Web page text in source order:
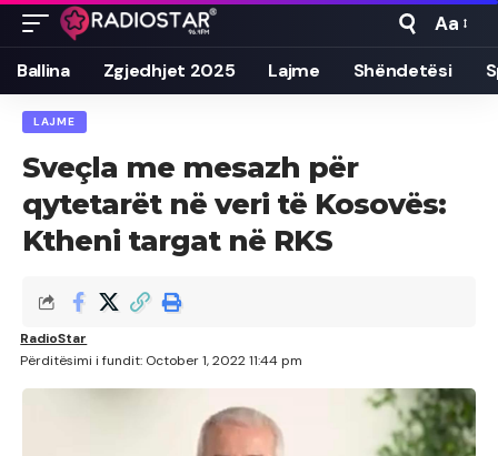
Font
Resizer
Aa
Ballina Zgjedhjet 2025 Lajme Shëndetësi
LAJME
Sveçla me mesazh për
qytetarët në veri të Kosovës:
Ktheni targat në RKS
Përditësimi i fundit: October 1, 2022 11:44 pm
RadioStar